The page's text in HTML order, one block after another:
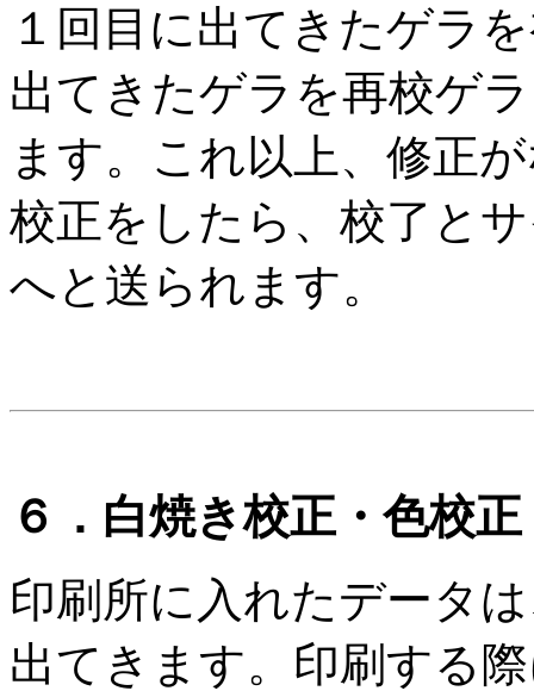
１回目に出てきたゲラ
出てきたゲラを再校ゲ
ます。これ以上、修正
校正をしたら、校了と
へと送られます。
６．白焼き校正・色校正
印刷所に入れたデータ
出てきます。印刷する